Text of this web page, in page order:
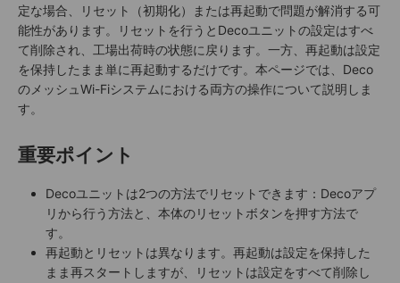
定な場合、リセット（初期化）または再起動で問題が解消する可
能性があります。リセットを行うとDecoユニットの設定はすべ
て削除され、工場出荷時の状態に戻ります。一方、再起動は設定
を保持したまま単に再起動するだけです。本ページでは、Deco
のメッシュWi-Fiシステムにおける両方の操作について説明しま
す。
重要ポイント
Decoユニットは2つの方法でリセットできます：Decoアプ
リから行う方法と、本体のリセットボタンを押す方法で
す。
再起動とリセットは異なります。再起動は設定を保持した
まま再スタートしますが、リセットは設定をすべて削除し